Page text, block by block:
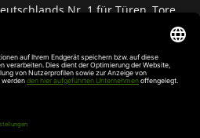
Nr. 1 für Türen, Tore
Onlineshop 2022
„Rund ums Haus“
im erlebten Kundenservice
Gold-Rang (Türen, Tore &